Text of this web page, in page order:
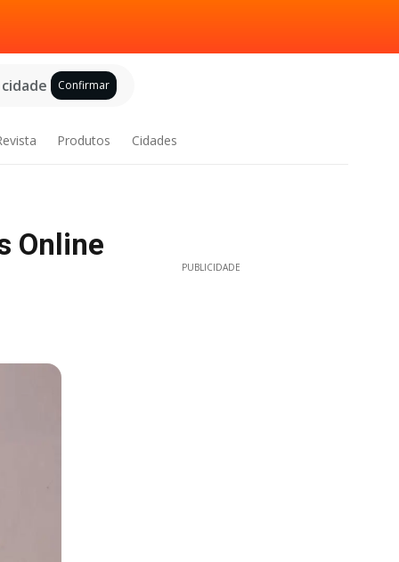
Confirmar
Produtos Cidades
Online
PUBLICIDADE